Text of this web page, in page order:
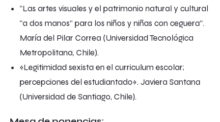
“Las artes visuales y el patrimonio natural y cultural
“a dos manos” para los niños y niñas con ceguera”.
María del Pilar Correa (Universidad Tecnológica
Metropolitana, Chile).
«Legitimidad sexista en el curriculum escolar;
percepciones del estudiantado». Javiera Santana
(Universidad de Santiago, Chile).